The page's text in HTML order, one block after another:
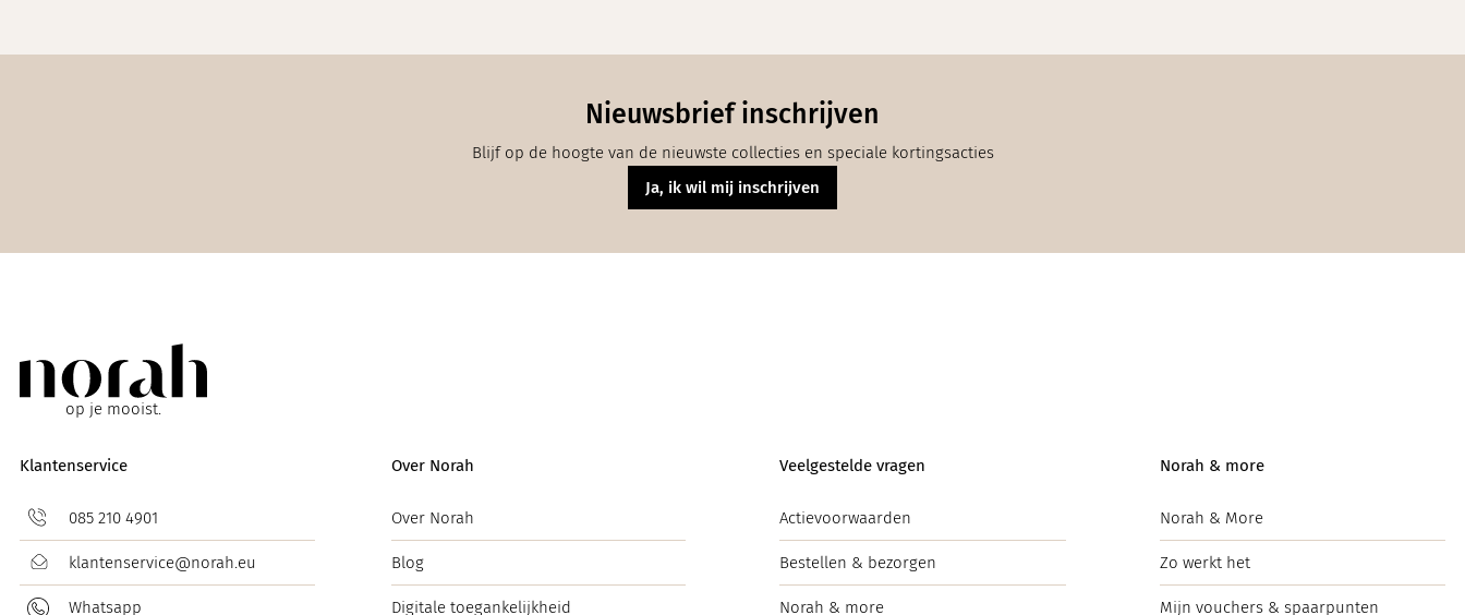
Nieuwsbrief inschrijven
Blijf op de hoogte van de nieuwste collecties en speciale kortingsacties
Ja, ik wil mij inschrijven
op je mooist.
Klantenservice
085 210 4901
klantenservice@norah.eu
Whatsapp
Over Norah
Over Norah
Blog
Digitale toegankelijkheid
Veelgestelde vragen
Actievoorwaarden
Bestellen & bezorgen
Norah & more
Norah & more
Norah & More
Zo werkt het
Mijn vouchers & spaarpunten